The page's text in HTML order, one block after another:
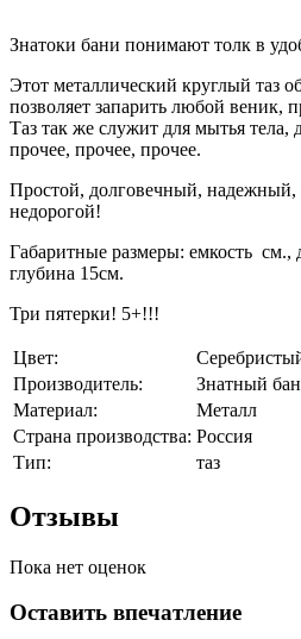
Знатоки бани понимают толк в
Этот металлический круглый таз
позволяет запарить любой веник,
Таз так же служит для мытья тела,
прочее, прочее, прочее.
Простой, долговечный,
недорогой!
Габаритные размеры: емкость см.,
глубина 15см.
Три пятерки! 5+!!!
Цвет:
Производитель:
Знатный
Материал:
Металл
Страна производства: Россия
Тип:
таз
Отзывы
Пока нет оценок
Оставить впечатление